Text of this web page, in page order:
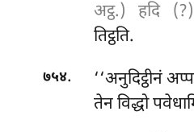
अट्ठ.) हदि
तिट्ठति.
७५४.
‘‘अनुदिट्ठीनं
तेन विद्धो